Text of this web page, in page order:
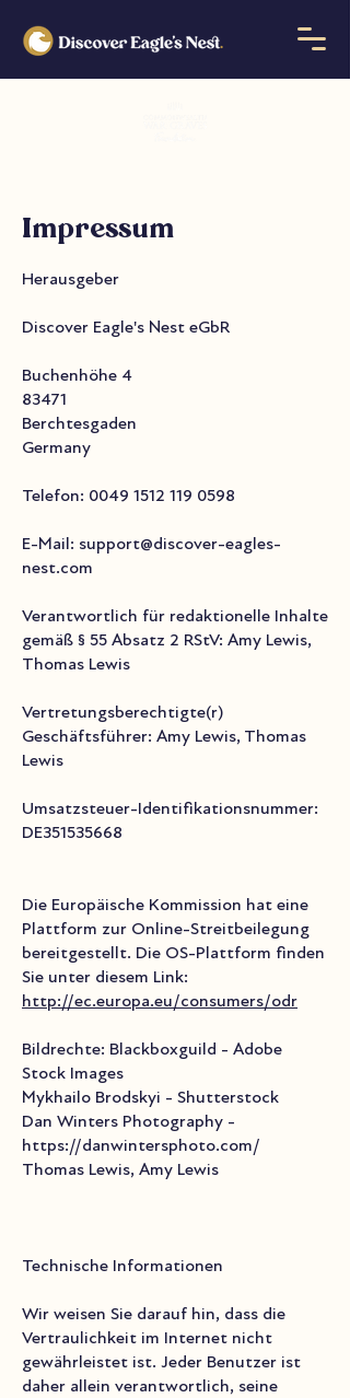
Impressum
Herausgeber
Discover Eagle's Nest eGbR
Buchenhöhe 4
83471
Berchtesgaden
Germany
Telefon: 0049 1512 119 0598
E-Mail: support@discover-eagles-
nest.com
Verantwortlich für redaktionelle Inhalte
gemäß § 55 Absatz 2 RStV: Amy Lewis,
Thomas Lewis
Vertretungsberechtigte(r)
Geschäftsführer: Amy Lewis, Thomas
Lewis
Umsatzsteuer-Identifikationsnummer:
DE351535668
Die Europäische Kommission hat eine
Plattform zur Online-Streitbeilegung
bereitgestellt. Die OS-Plattform finden
Sie unter diesem Link:
http://ec.europa.eu/consumers/odr
Bildrechte: Blackboxguild - Adobe
Stock Images
Mykhailo Brodskyi - Shutterstock
Dan Winters Photography -
https://danwintersphoto.com/
Thomas Lewis, Amy Lewis
Technische Informationen
Wir weisen Sie darauf hin, dass die
Vertraulichkeit im Internet nicht
gewährleistet ist. Jeder Benutzer ist
daher allein verantwortlich, seine